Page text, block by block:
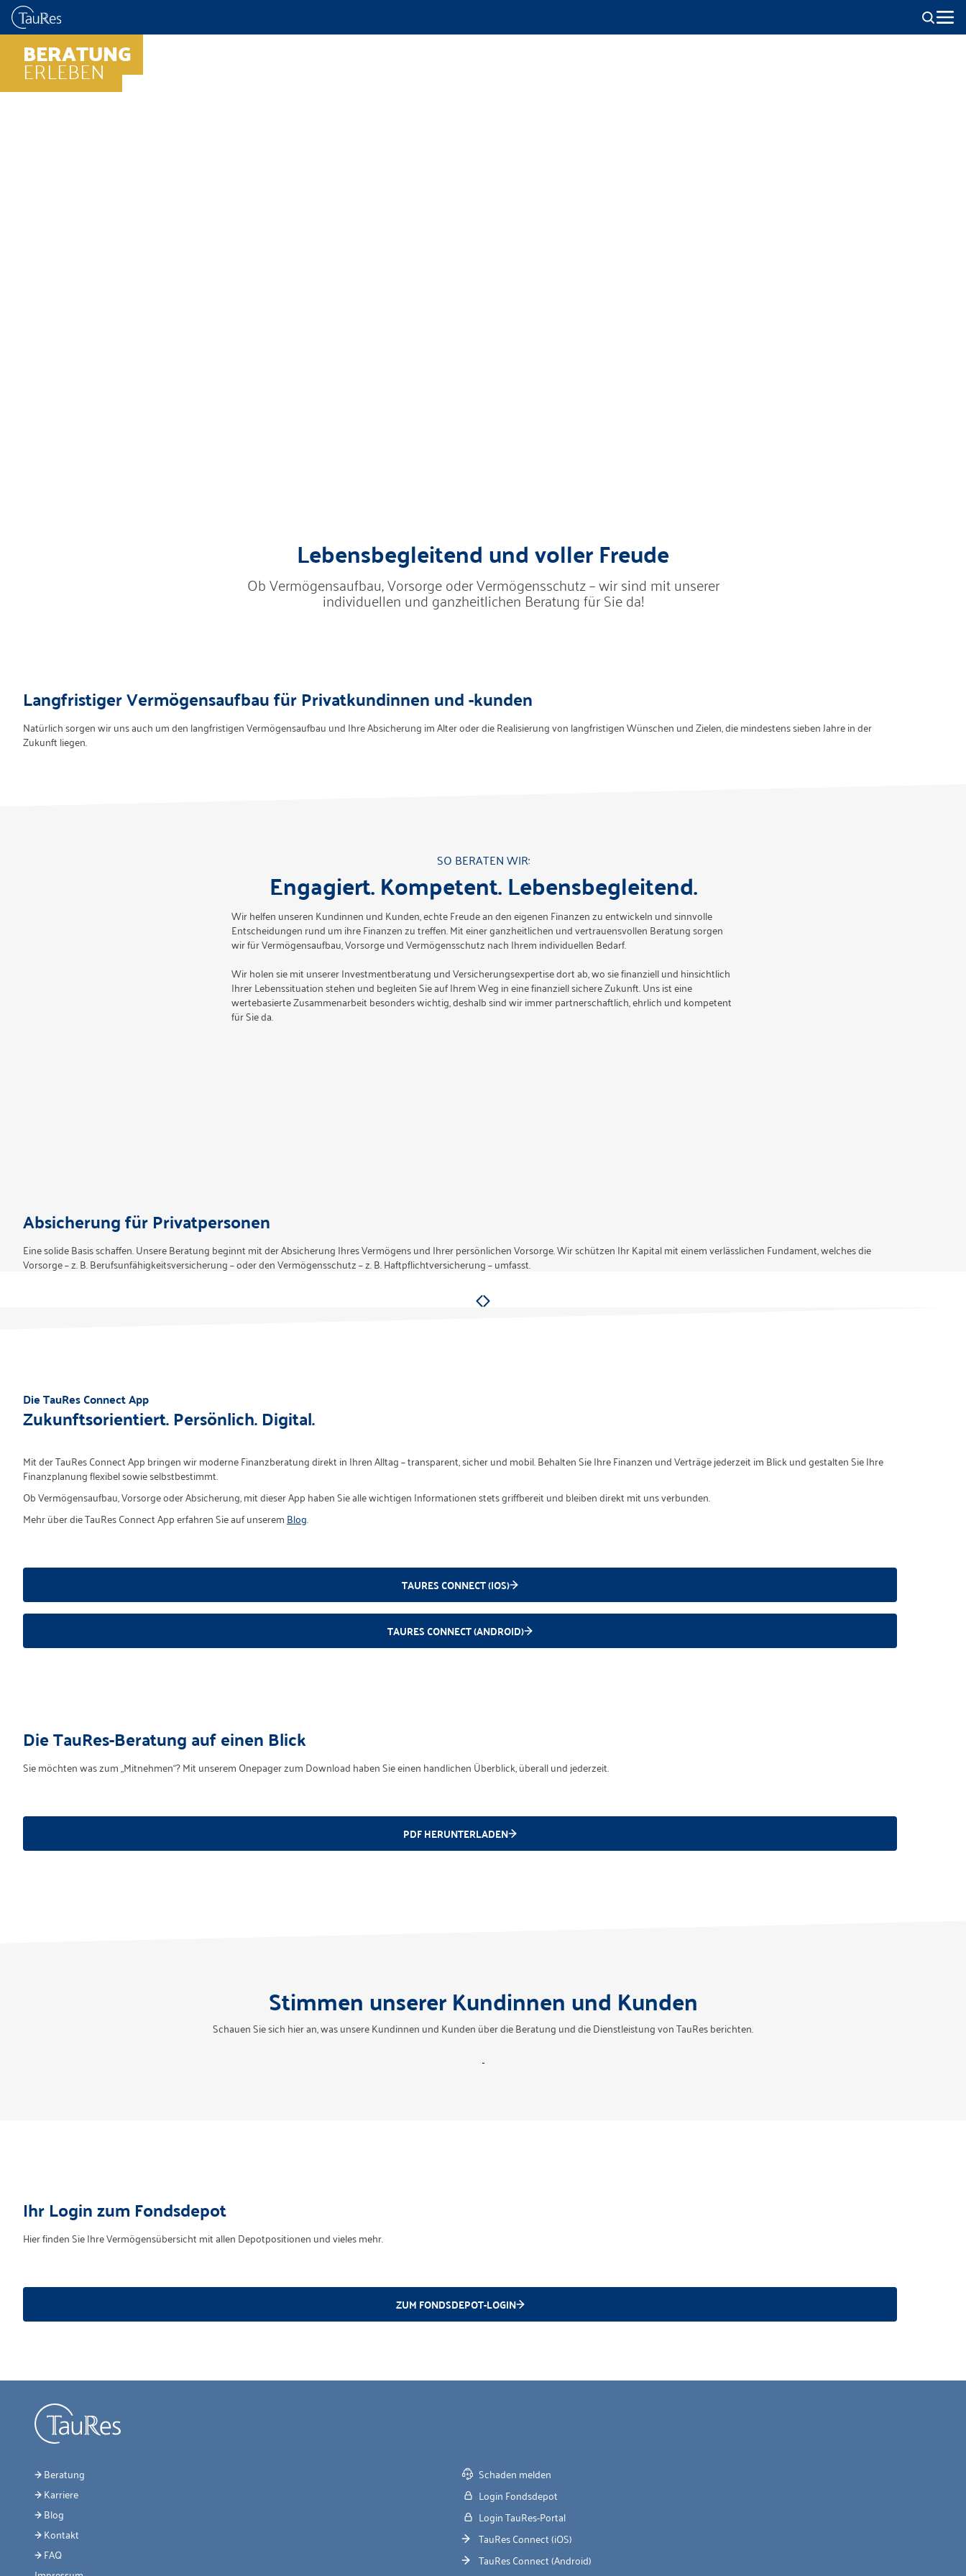
BERATUNG
ERLEBEN
Lebensbegleitend und voller Freude
Ob Vermögensaufbau, Vorsorge oder Vermögensschutz – wir sind mit unserer
individuellen und ganzheitlichen Beratung für Sie da!
Langfristiger Vermögensaufbau für Privatkundinnen und -kunden
Natürlich sorgen wir uns auch um den langfristigen Vermögensaufbau und Ihre Absicherung im Alter oder die Realisierung von langfristigen Wünschen und Zielen, die mindestens sieben Jahre in der
Zukunft liegen.
SO BERATEN WIR:
Engagiert. Kompetent. Lebensbegleitend.
Wir helfen unseren Kundinnen und Kunden, echte Freude an den eigenen Finanzen zu entwickeln und sinnvolle
Entscheidungen rund um ihre Finanzen zu treffen. Mit einer ganzheitlichen und vertrauensvollen Beratung sorgen
wir für Vermögensaufbau, Vorsorge und Vermögensschutz nach Ihrem individuellen Bedarf.
Wir holen sie mit unserer Investmentberatung und Versicherungsexpertise dort ab, wo sie finanziell und hinsichtlich
Ihrer Lebenssituation stehen und begleiten Sie auf Ihrem Weg in eine finanziell sichere Zukunft. Uns ist eine
wertebasierte Zusammenarbeit besonders wichtig, deshalb sind wir immer partnerschaftlich, ehrlich und kompetent
für Sie da.
Absicherung für Privatpersonen
Eine solide Basis schaffen. Unsere Beratung beginnt mit der Absicherung Ihres Vermögens und Ihrer persönlichen Vorsorge. Wir schützen Ihr Kapital mit einem verlässlichen Fundament, welches die
Vorsorge – z. B. Berufsunfähigkeitsversicherung – oder den Vermögensschutz – z. B. Haftpflichtversicherung – umfasst.
Die TauRes Connect App
Zukunftsorientiert. Persönlich. Digital.
Mit der TauRes Connect App bringen wir moderne Finanzberatung direkt in Ihren Alltag – transparent, sicher und mobil. Behalten Sie Ihre Finanzen und Verträge jederzeit im Blick und gestalten Sie Ihre
Finanzplanung flexibel sowie selbstbestimmt.
Ob Vermögensaufbau, Vorsorge oder Absicherung, mit dieser App haben Sie alle wichtigen Informationen stets griffbereit und bleiben direkt mit uns verbunden.
Mehr über die TauRes Connect App erfahren Sie auf unserem Blog.
TAURES CONNECT (IOS)
TAURES CONNECT (ANDROID)
Die TauRes-Beratung auf einen Blick
Sie möchten was zum „Mitnehmen“? Mit unserem Onepager zum Download haben Sie einen handlichen Überblick, überall und jederzeit.
PDF HERUNTERLADEN
Stimmen unserer Kundinnen und Kunden
Schauen Sie sich hier an, was unsere Kundinnen und Kunden über die Beratung und die Dienstleistung von TauRes berichten.
Ihr Login zum Fondsdepot
Hier finden Sie Ihre Vermögensübersicht mit allen Depotpositionen und vieles mehr.
ZUM FONDSDEPOT-LOGIN
Beratung
Karriere
Blog
Kontakt
FAQ
Schaden melden
Login Fondsdepot
Login TauRes-Portal
TauRes Connect (iOS)
TauRes Connect (Android)